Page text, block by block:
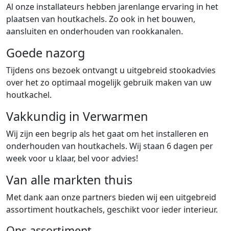
Al onze installateurs hebben jarenlange ervaring in het
plaatsen van houtkachels. Zo ook in het bouwen,
aansluiten en onderhouden van rookkanalen.
Goede nazorg
Tijdens ons bezoek ontvangt u uitgebreid stookadvies
over het zo optimaal mogelijk gebruik maken van uw
houtkachel.
Vakkundig in Verwarmen
Wij zijn een begrip als het gaat om het installeren en
onderhouden van houtkachels. Wij staan 6 dagen per
week voor u klaar, bel voor advies!
Van alle markten thuis
Met dank aan onze partners bieden wij een uitgebreid
assortiment houtkachels, geschikt voor ieder interieur.